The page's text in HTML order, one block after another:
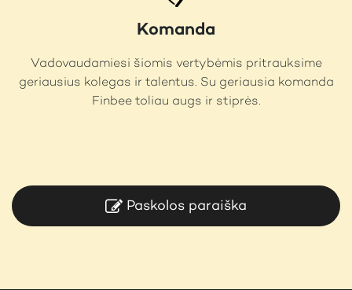
Komanda
Vadovaudamiesi šiomis vertybėmis pritrauksime
geriausius kolegas ir talentus. Su geriausia komanda
Finbee toliau augs ir stiprės.
Paskolos paraiška